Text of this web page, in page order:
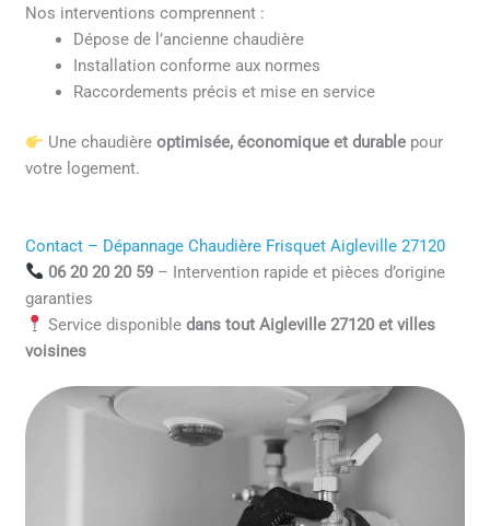
Nos interventions comprennent :
Dépose de l’ancienne chaudière
Installation conforme aux normes
Raccordements précis et mise en service
Une chaudière optimisée, économique et durablepour
votre logement.
Contact – Dépannage Chaudière Frisquet Aigleville 27120
06 20 20 20 59– Intervention rapide et pièces d’origine
garanties
Service disponible dans tout Aigleville 27120 et villes
voisines